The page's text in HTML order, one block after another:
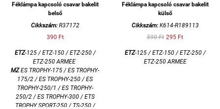
Féklámpa kapcsoló csavar bakelit
belső
Cikkszám:R37172
390 Ft
ETZ-125 / ETZ-150 / ETZ-250 /
ETZ-250 ARMEE
MZES TROPHY-175 / ES TROPHY-
175/2 / ES TROPHY-250 / ES
TROPHY-250/1 / ES TROPHY-
250/2 / ES TROPHY-300 / ETS
TROPHY SPORT-250 / TS-250 /
Féklámpa kapcsoló csavar bakelit
külső
Cikkszám:K614-R189113
590 Ft 295 Ft
ETZ-125 / ETZ-150 / ETZ-250 /
ETZ-250 ARMEE